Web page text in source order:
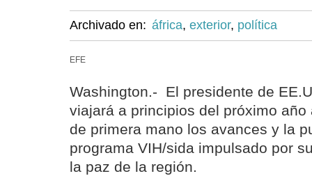
Archivado en: áfrica, exterior, política
EFE
Washington.- El presidente de
viajará a principios del próximo
de primera mano los avances y la
programa VIH/sida impulsado por
la paz de la región.